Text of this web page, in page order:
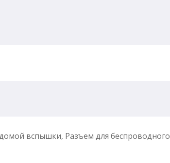
вспышки, Разъем для беспроводного